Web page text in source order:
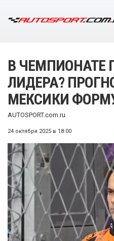
В ЧЕМПИОНАТЕ
ЛИДЕРА?
МЕКСИКИ
AUTOSPORT.com.ru
24 октября 2025 в 18:00